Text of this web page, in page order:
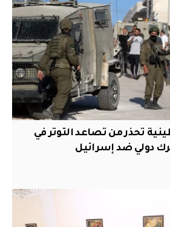
تحذر من تصاعد التوتر في
دولي ضد إسرائيل